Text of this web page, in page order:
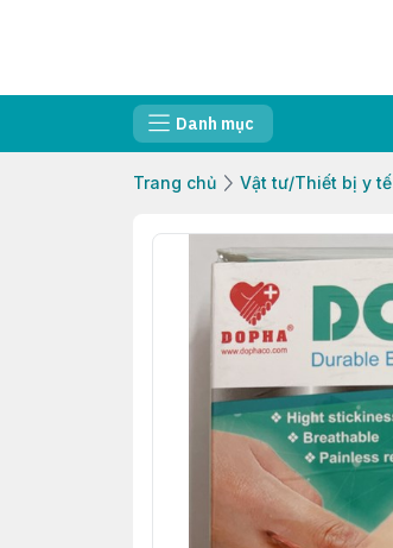
Danh mục
Trang chủ Vật tư/Thiết bị y tế